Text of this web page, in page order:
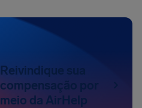
Reivindique sua
compensação por
meio da AirHelp